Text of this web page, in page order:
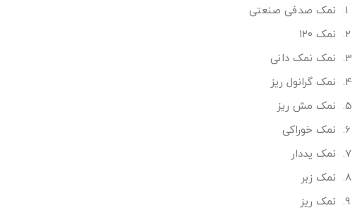
نمک صدفی صنعتی
نمک ۱۲۰
نمک نمک دانی
نمک گرانول ریز
نمک مش ریز
نمک خوراکی
نمک یددار
نمک زبر
نمک ریز